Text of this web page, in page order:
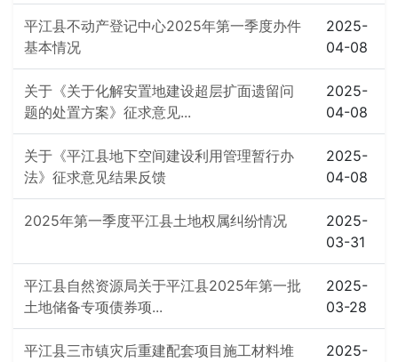
平江县不动产登记中心2025年第一季度办件
基本情况
2025-
04-08
关于《关于化解安置地建设超层扩面遗留问
题的处置方案》征求意见...
2025-
04-08
关于《平江县地下空间建设利用管理暂行办
法》征求意见结果反馈
2025-
04-08
2025年第一季度平江县土地权属纠纷情况
2025-
03-31
平江县自然资源局关于平江县2025年第一批
土地储备专项债券项...
2025-
03-28
平江县三市镇灾后重建配套项目施工材料堆
2025-